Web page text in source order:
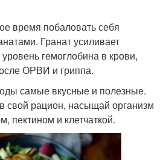
время побаловать себя
Гранат усиливает
гемоглобина в крови,
ОРВИ и гриппа.
самые вкусные и полезные.
свой рацион, насыщай организм
пектином и клетчаткой.